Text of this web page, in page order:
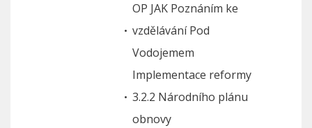
OP JAK Poznáním ke
vzdělávání Pod
Vodojemem
Implementace reformy
3.2.2 Národního plánu
obnovy